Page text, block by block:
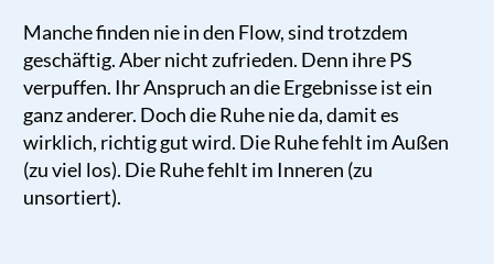
Manche finden nie in den Flow, sind trotzdem
geschäftig. Aber nicht zufrieden. Denn ihre PS
verpuffen. Ihr Anspruch an die Ergebnisse ist ein
ganz anderer. Doch die Ruhe nie da, damit es
wirklich, richtig gut wird. Die Ruhe fehlt im Außen
(zu viel los). Die Ruhe fehlt im Inneren (zu
unsortiert).